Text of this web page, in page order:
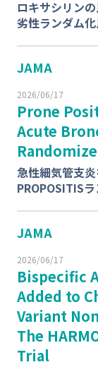
ロキサシリン
劣性ランダム
JAMA
2026/06/17
Prone
Acute
急性細気管支
PROPOSITIS
JAMA
2026/06/17
Bispecific
Added to
Variant
The
Trial